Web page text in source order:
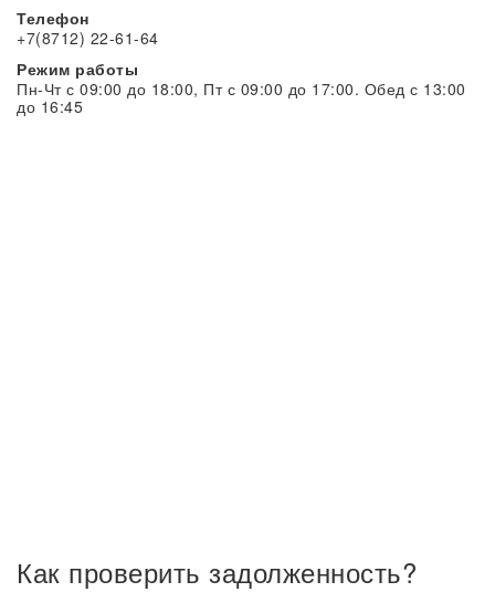
Телефон
+7(8712) 22-61-64
Режим работы
Пн-Чт с 09:00 до 18:00, Пт с 09:00 до 17:00. Обед с 13:00
до 16:45
Как проверить задолженность?